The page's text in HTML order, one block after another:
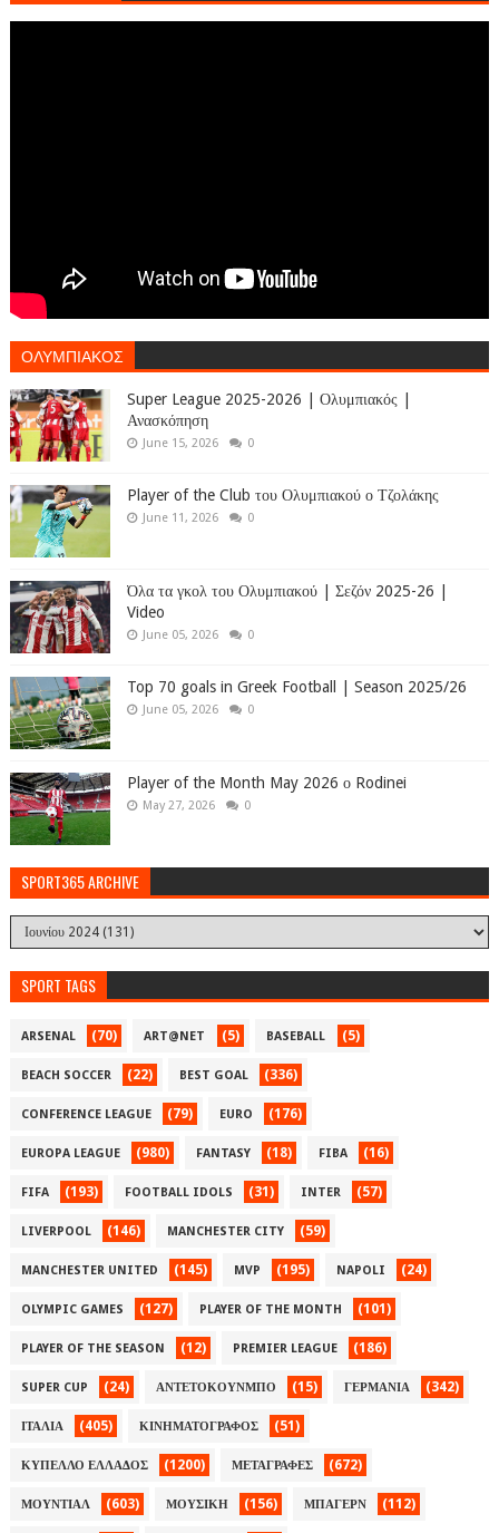
ΟΛΥΜΠΙΑΚΟΣ
Super League 2025-2026 | Ολυμπιακός |
Ανασκόπηση
June 15, 2026 0
Player of the Club του Ολυμπιακού ο Τζολάκης
June 11, 2026 0
Όλα τα γκολ του Ολυμπιακού | Σεζόν 2025-26 |
Video
June 05, 2026 0
Top 70 goals in Greek Football | Season 2025/26
June 05, 2026 0
Player of the Month May 2026 ο Rodinei
May 27, 2026 0
SPORT365 ARCHIVE
SPORT TAGS
ARSENAL (70) ART@NET (5) BASEBALL (5)
BEACH SOCCER (22) BEST GOAL (336)
CONFERENCE LEAGUE (79) EURO (176)
EUROPA LEAGUE (980) FANTASY (18) FIBA (16)
FIFA (193) FOOTBALL IDOLS (31) INTER (57)
LIVERPOOL (146) MANCHESTER CITY (59)
MANCHESTER UNITED (145) MVP (195) NAPOLI (24)
OLYMPIC GAMES (127) PLAYER OF THE MONTH (101)
PLAYER OF THE SEASON (12) PREMIER LEAGUE (186)
SUPER CUP (24) ΑΝΤΕΤΟΚΟΥΝΜΠΟ (15) ΓΕΡΜΑΝΙΑ (342)
ΙΤΑΛΙΑ (405) ΚΙΝΗΜΑΤΟΓΡΑΦΟΣ (51)
ΚΥΠΕΛΛΟ ΕΛΛΑΔΟΣ (1200) ΜΕΤΑΓΡΑΦΕΣ (672)
ΜΟΥΝΤΙΑΛ (603) ΜΟΥΣΙΚΗ (156) ΜΠΑΓΕΡΝ (112)